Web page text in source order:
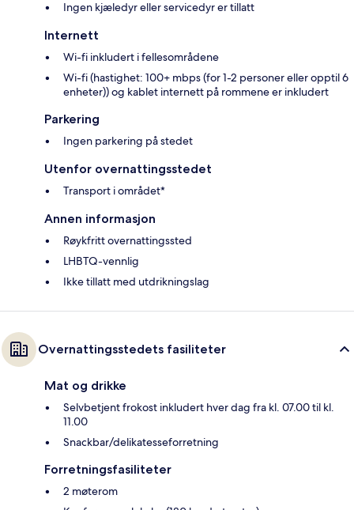
Ingen kjæledyr eller servicedyr er tillatt
Internett
Wi-fi inkludert i fellesområdene
Wi-fi (hastighet: 100+ mbps (for 1-2 personer eller opptil 6
enheter)) og kablet internett på rommene er inkludert
Parkering
Ingen parkering på stedet
Utenfor overnattingsstedet
Transport i området*
Annen informasjon
Røykfritt overnattingssted
LHBTQ-vennlig
Ikke tillatt med utdrikningslag
Overnattingsstedets fasiliteter
Mat og drikke
Selvbetjent frokost inkludert hver dag fra kl. 07.00 til kl.
11.00
Snackbar/delikatesseforretning
Forretningsfasiliteter
2 møterom